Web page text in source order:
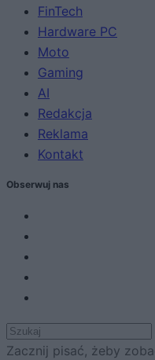
FinTech
Hardware PC
Moto
Gaming
AI
Redakcja
Reklama
Kontakt
Obserwuj nas
Zacznij pisać, żeby